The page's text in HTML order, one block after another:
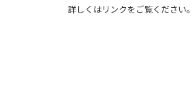
詳しくはリンクをご覧ください。